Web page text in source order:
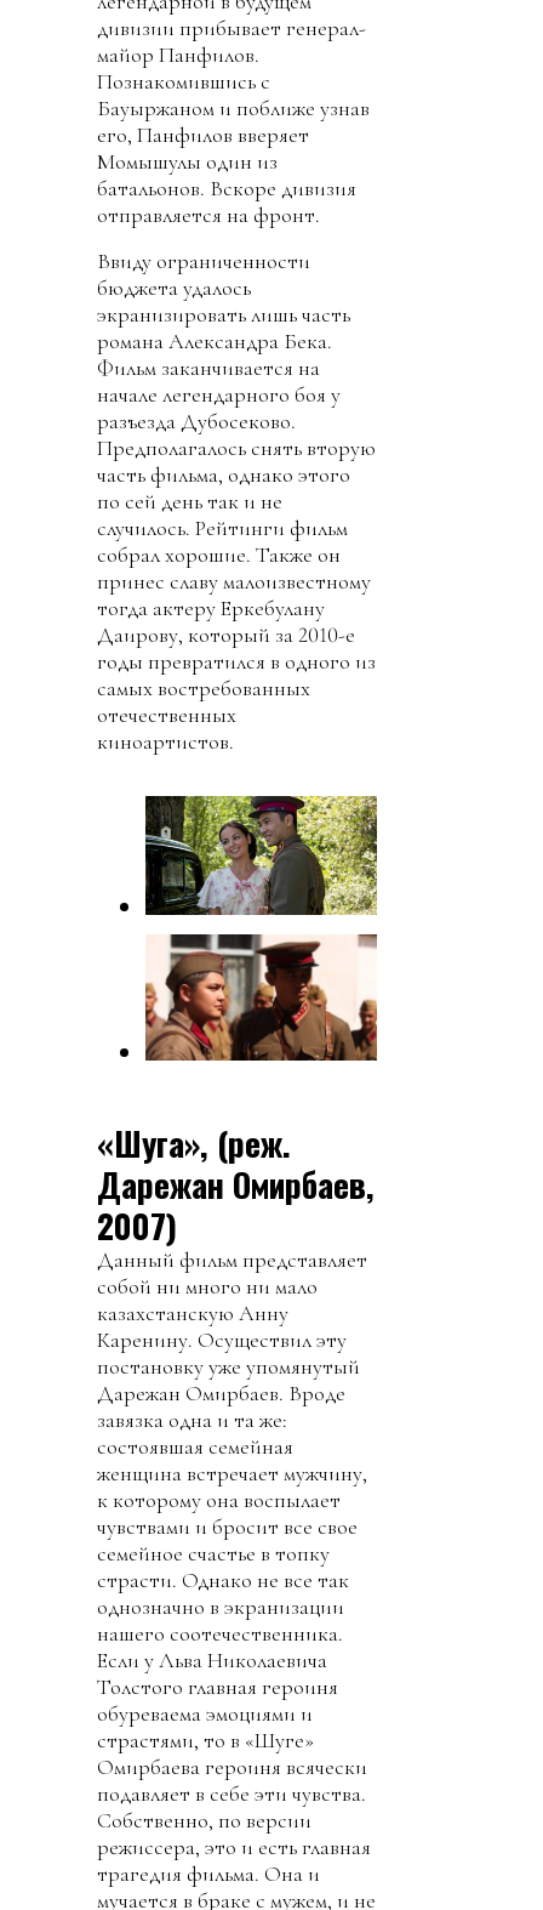
дивизии прибывает генерал-
майор Панфилов.
Познакомившись с
Бауыржаном и поближе узнав
его, Панфилов вверяет
Момышулы один из
батальонов. Вскоре дивизия
отправляется на фронт.
Ввиду ограниченности
бюджета удалось
экранизировать лишь часть
романа Александра Бека.
Фильм заканчивается на
начале легендарного боя у
разъезда Дубосеково.
Предполагалось снять вторую
часть фильма, однако этого
по сей день так и не
случилось. Рейтинги фильм
собрал хорошие. Также он
принес славу малоизвестному
тогда актеру Еркебулану
Даирову, который за 2010-е
годы превратился в одного из
самых востребованных
отечественных
киноартистов.
«Шуга», (реж.
Дарежан Омирбаев,
2007)
Данный фильм представляет
собой ни много ни мало
казахстанскую Анну
Каренину. Осуществил эту
постановку уже упомянутый
Дарежан Омирбаев. Вроде
завязка одна и та же:
состоявшая семейная
женщина встречает мужчину,
к которому она воспылает
чувствами и бросит все свое
семейное счастье в топку
страсти. Однако не все так
однозначно в экранизации
нашего соотечественника.
Если у Льва Николаевича
Толстого главная героиня
обуреваема эмоциями и
страстями, то в «Шуге»
Омирбаева героиня всячески
подавляет в себе эти чувства.
Собственно, по версии
режиссера, это и есть главная
трагедия фильма. Она и
мучается в браке с мужем, и не